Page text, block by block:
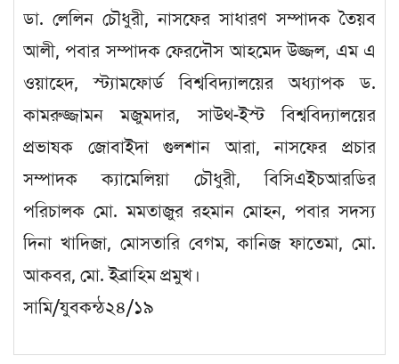
ডা. লেলিন চৌধুরী, নাসফের সাধারণ সম্পাদক তৈয়ব
আলী, পবার সম্পাদক ফেরদৌস আহমেদ উজ্জল, এম এ
ওয়াহেদ, স্ট্যামফোর্ড বিশ্ববিদ্যালয়ের অধ্যাপক ড.
কামরুজ্জামন মজুমদার, সাউথ-ইস্ট বিশ্ববিদ্যালয়ের
প্রভাষক জোবাইদা গুলশান আরা, নাসফের প্রচার
সম্পাদক ক্যামেলিয়া চৌধুরী, বিসিএইচআরডির
পরিচালক মো. মমতাজুর রহমান মোহন, পবার সদস্য
দিনা খাদিজা, মোসতারি বেগম, কানিজ ফাতেমা, মো.
আকবর, মো. ইব্রাহিম প্রমুখ।
সামি/যুবকন্ঠ২৪/১৯